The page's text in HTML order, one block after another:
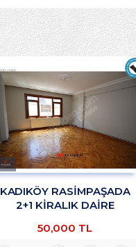
KADIKÖY RASİMPAŞADA
2+1 KİRALIK DAİRE
50,000 TL